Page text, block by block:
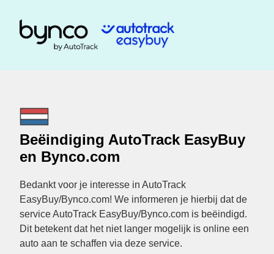
Beëindiging AutoTrack EasyBuy
en Bynco.com
Bedankt voor je interesse in AutoTrack
EasyBuy/Bynco.com! We informeren je hierbij dat de
service AutoTrack EasyBuy/Bynco.com is beëindigd.
Dit betekent dat het niet langer mogelijk is online een
auto aan te schaffen via deze service.